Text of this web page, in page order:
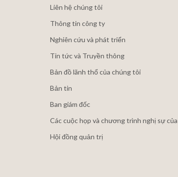
Liên hệ chúng tôi
Thông tin công ty
Nghiên cứu và phát triển
Tin tức và Truyền thông
Bản đồ lãnh thổ của chúng tôi
Bản tin
Ban giám đốc
Các cuộc họp và chương trình nghị sự của
Hội đồng quản trị